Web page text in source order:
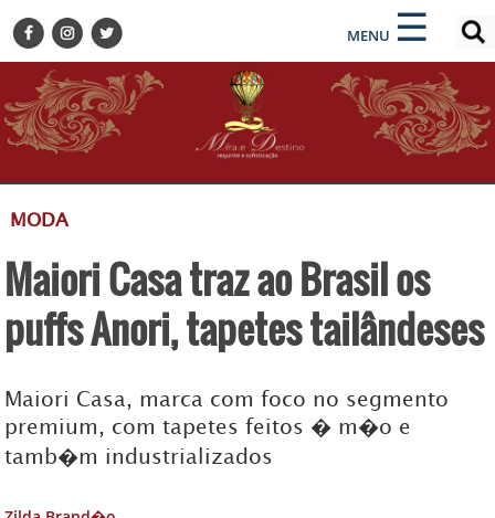
MENU ☰
×
BELEZA
BUSINESS E NEGÓCIOS
CULTURA
DESTINOS
GASTRONOMIA
HOTELARIA
MODA
SOCIAL
TURISMO
×
ENCONTRE SUA NOTÍCIA
MODA
Maiori Casa traz ao Brasil os
puffs Anori, tapetes tailândeses
Maiori Casa, marca com foco no segmento
premium, com tapetes feitos � m�o e
tamb�m industrializados